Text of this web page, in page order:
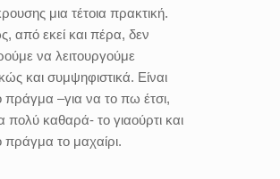
μια τέτοια πρακτική.
από εκεί και πέρα, δεν
να λειτουργούμε
και συμψηφιστικά. Είναι
πράγμα –για να το πω έτσι,
πολύ καθαρά- το γιαούρτι και
πράγμα το μαχαίρι.